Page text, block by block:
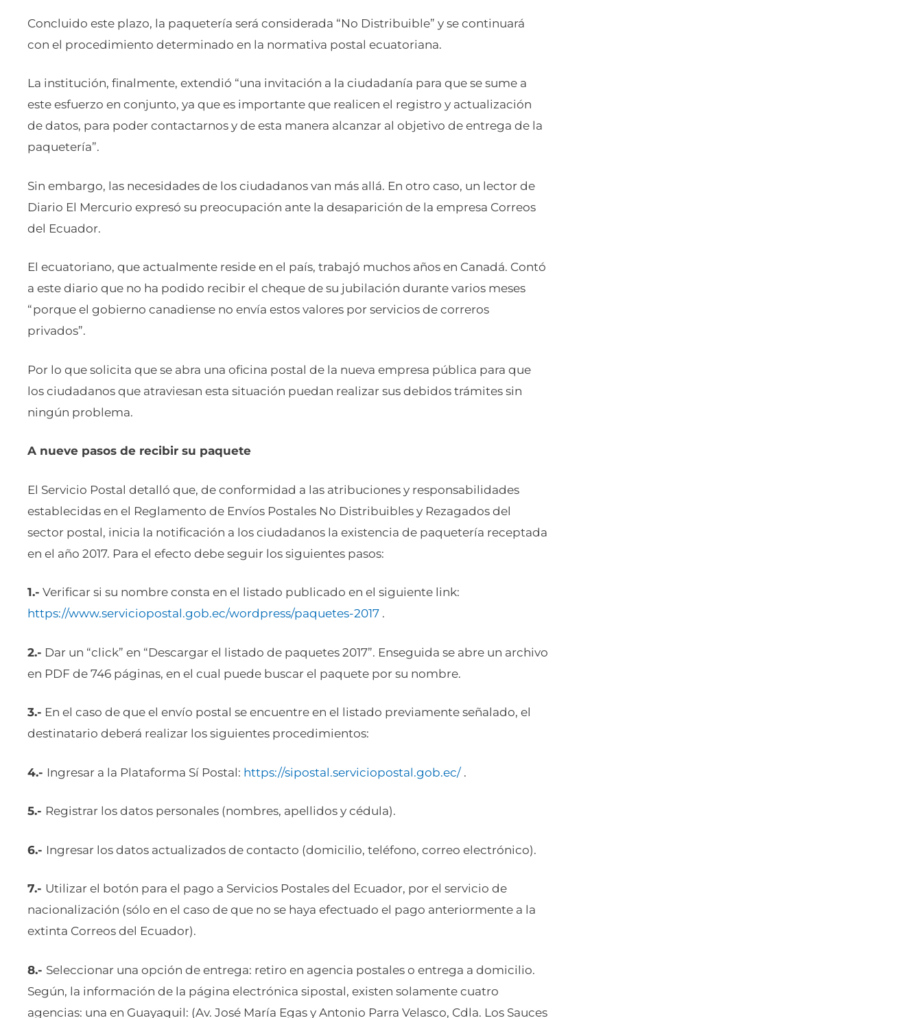
Concluido este plazo, la paquetería será considerada “No Distribuible” y se continuará
con el procedimiento determinado en la normativa postal ecuatoriana.
La institución, finalmente, extendió “una invitación a la ciudadanía para que se sume a
este esfuerzo en conjunto, ya que es importante que realicen el registro y actualización
de datos, para poder contactarnos y de esta manera alcanzar al objetivo de entrega de la
paquetería”.
Sin embargo, las necesidades de los ciudadanos van más allá. En otro caso, un lector de
Diario El Mercurio expresó su preocupación ante la desaparición de la empresa Correos
del Ecuador.
El ecuatoriano, que actualmente reside en el país, trabajó muchos años en Canadá. Contó
a este diario que no ha podido recibir el cheque de su jubilación durante varios meses
“porque el gobierno canadiense no envía estos valores por servicios de correros
privados”.
Por lo que solicita que se abra una oficina postal de la nueva empresa pública para que
los ciudadanos que atraviesan esta situación puedan realizar sus debidos trámites sin
ningún problema.
A nueve pasos de recibir su paquete
El Servicio Postal detalló que, de conformidad a las atribuciones y responsabilidades
establecidas en el Reglamento de Envíos Postales No Distribuibles y Rezagados del
sector postal, inicia la notificación a los ciudadanos la existencia de paquetería receptada
en el año 2017. Para el efecto debe seguir los siguientes pasos:
1.- Verificar si su nombre consta en el listado publicado en el siguiente link:
https://www.serviciopostal.gob.ec/wordpress/paquetes-2017 .
2.- Dar un “click” en “Descargar el listado de paquetes 2017”. Enseguida se abre un archivo
en PDF de 746 páginas, en el cual puede buscar el paquete por su nombre.
3.- En el caso de que el envío postal se encuentre en el listado previamente señalado, el
destinatario deberá realizar los siguientes procedimientos:
4.- Ingresar a la Plataforma Sí Postal: https://sipostal.serviciopostal.gob.ec/ .
5.- Registrar los datos personales (nombres, apellidos y cédula).
6.- Ingresar los datos actualizados de contacto (domicilio, teléfono, correo electrónico).
7.- Utilizar el botón para el pago a Servicios Postales del Ecuador, por el servicio de
nacionalización (sólo en el caso de que no se haya efectuado el pago anteriormente a la
extinta Correos del Ecuador).
8.- Seleccionar una opción de entrega: retiro en agencia postales o entrega a domicilio.
Según, la información de la página electrónica sipostal, existen solamente cuatro
agencias: una en Guayaquil: (Av. José María Egas y Antonio Parra Velasco, Cdla. Los Sauces